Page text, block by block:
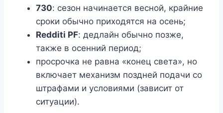
730: сезон начинается весной, крайние
сроки обычно приходятся на осень;
Redditi PF: дедлайн обычно позже,
также в осенний период;
просрочка не равна «конец света», но
включает механизм поздней подачи со
штрафами и условиями (зависит от
ситуации).